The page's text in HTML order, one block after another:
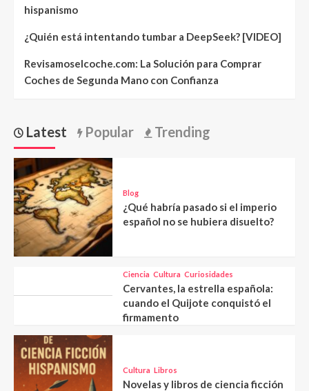
hispanismo
¿Quién está intentando tumbar a DeepSeek? [VIDEO]
Revisamoselcoche.com: La Solución para Comprar
Coches de Segunda Mano con Confianza
Latest Popular Trending
Blog
¿Qué habría pasado si el imperio
español no se hubiera disuelto?
Ciencia Cultura Curiosidades
Cervantes, la estrella española:
cuando el Quijote conquistó el
firmamento
Cultura Libros
Novelas y libros de ciencia ficción